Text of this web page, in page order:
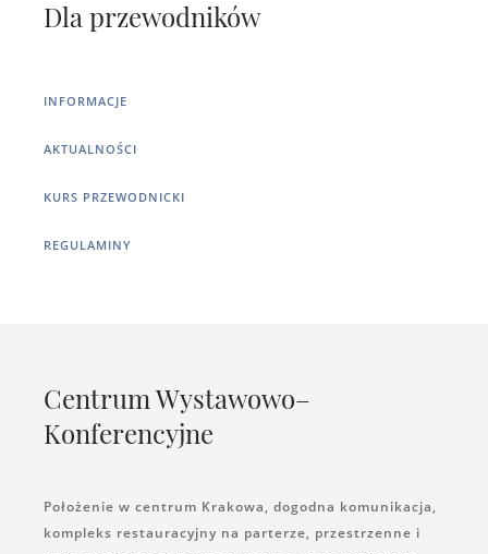
Dla przewodników
INFORMACJE
AKTUALNOŚCI
KURS PRZEWODNICKI
REGULAMINY
Centrum Wystawowo–
Konferencyjne
Położenie w centrum Krakowa, dogodna komunikacja,
kompleks restauracyjny na parterze, przestrzenne i